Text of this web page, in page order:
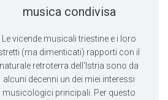
musica condivisa
Le vicende musicali triestine e i loro
(ma dimenticati) rapporti con il
naturale retroterra dell'Istria sono da
alcuni decenni un dei miei interessi
musicologici principali. Per questo